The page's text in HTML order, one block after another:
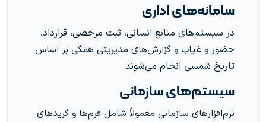
سامانه‌های اداری
در سیستم‌های منابع انسانی، ثبت مرخصی، قرارداد،
حضور و غیاب و گزارش‌های مدیریتی همگی بر اساس
تاریخ شمسی انجام می‌شوند.
سیستم‌های سازمانی
نرم‌افزارهای سازمانی معمولاً شامل فرم‌ها و گریدهای